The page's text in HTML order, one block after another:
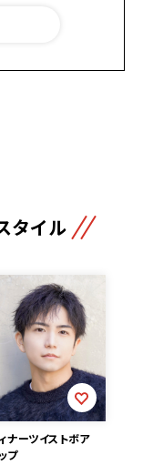
タイル
ナーツイストボア
プ